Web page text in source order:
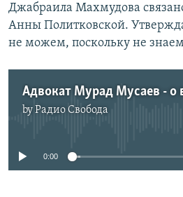
Джабраила Махмудова
Анны Политковской.
не можем, поскольку не
byРадио Свобода
No media source
0:00